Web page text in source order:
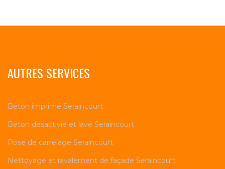
AUTRES SERVICES
Béton imprimé Seraincourt
Béton désactivié et lavé Seraincourt
Pose de carrelage Seraincourt
Nettoyage et ravalement de façade Seraincourt